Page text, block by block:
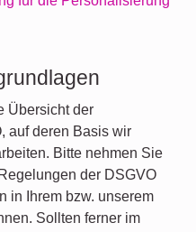
Übersicht der
auf deren Basis wir
Bitte nehmen Sie
der DSGVO
in Ihrem bzw. unserem
Sollten ferner im